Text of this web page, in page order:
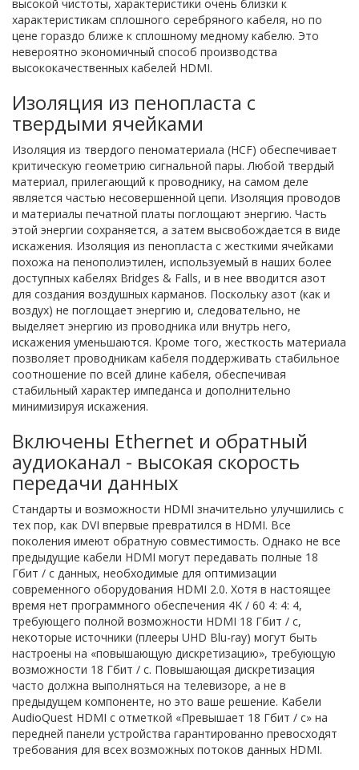
высокой чистоты, характеристики очень близки к
характеристикам сплошного серебряного кабеля, но по
цене гораздо ближе к сплошному медному кабелю. Это
невероятно экономичный способ производства
высококачественных кабелей HDMI.
Изоляция из пенопласта с
твердыми ячейками
Изоляция из твердого пеноматериала (HCF) обеспечивает
критическую геометрию сигнальной пары. Любой твердый
материал, прилегающий к проводнику, на самом деле
является частью несовершенной цепи. Изоляция проводов
и материалы печатной платы поглощают энергию. Часть
этой энергии сохраняется, а затем высвобождается в виде
искажения. Изоляция из пенопласта с жесткими ячейками
похожа на пенополиэтилен, используемый в наших более
доступных кабелях Bridges & Falls, и в нее вводится азот
для создания воздушных карманов. Поскольку азот (как и
воздух) не поглощает энергию и, следовательно, не
выделяет энергию из проводника или внутрь него,
искажения уменьшаются. Кроме того, жесткость материала
позволяет проводникам кабеля поддерживать стабильное
соотношение по всей длине кабеля, обеспечивая
стабильный характер импеданса и дополнительно
минимизируя искажения.
Включены Ethernet и обратный
аудиоканал - высокая скорость
передачи данных
Стандарты и возможности HDMI значительно улучшились с
тех пор, как DVI впервые превратился в HDMI. Все
поколения имеют обратную совместимость. Однако не все
предыдущие кабели HDMI могут передавать полные 18
Гбит / с данных, необходимые для оптимизации
современного оборудования HDMI 2.0. Хотя в настоящее
время нет программного обеспечения 4K / 60 4: 4: 4,
требующего полной возможности HDMI 18 Гбит / с,
некоторые источники (плееры UHD Blu-ray) могут быть
настроены на «повышающую дискретизацию», требующую
возможности 18 Гбит / с. Повышающая дискретизация
часто должна выполняться на телевизоре, а не в
предыдущем компоненте, но это ваше решение. Кабели
AudioQuest HDMI с отметкой «Превышает 18 Гбит / с» на
передней панели устройства гарантированно превосходят
требования для всех возможных потоков данных HDMI.